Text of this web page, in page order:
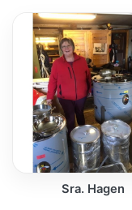
Sra. Hagen